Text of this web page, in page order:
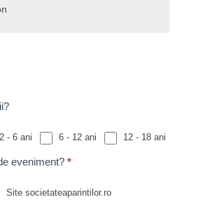
2 - 6 ani 6 - 12 ani 12 - 18 ani
eveniment? *
Site societateaparintilor.ro